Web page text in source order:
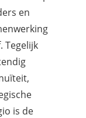
en
Tegelijk
is de